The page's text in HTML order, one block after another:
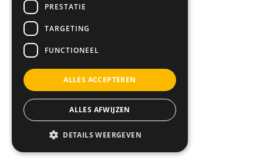
PRESTATIE
TARGETING
FUNCTIONEEL
ALLES ACCEPTEREN
ALLES AFWIJZEN
DETAILS WEERGEVEN